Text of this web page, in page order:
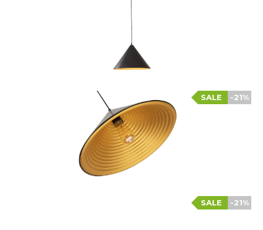
-21%
SALE
-21%
SALE